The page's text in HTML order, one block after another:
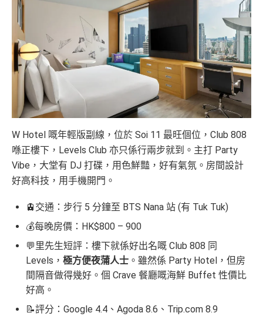
W Hotel 嘅年輕版副線，位於 Soi 11 最旺個位，Club 808
喺正樓下，Levels Club 亦只係行兩步就到。主打 Party
Vibe，大堂有 DJ 打碟，用色鮮豔，好有氣氛。房間設計
好高科技，用手機開門。
🚊交通：步行 5 分鐘至 BTS Nana 站 (有 Tuk Tuk)
💰每晚房價：HK$800 – 900
💬里先生短評：樓下就係好出名嘅 Club 808 同
Levels， 極方便夜蒲人士 。雖然係 Party Hotel，但房
間隔音做得幾好。個 Crave 餐廳嘅海鮮 Buffet 性價比
好高。
📝評分：Google 4.4、Agoda 8.6、Trip.com 8.9